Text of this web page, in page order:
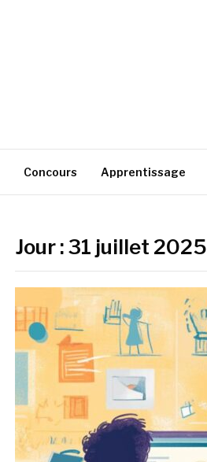
Concours Apprentissage
Jour :31 juillet 2025